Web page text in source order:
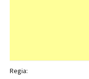
Regia: